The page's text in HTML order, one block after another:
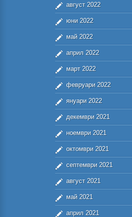
август 2022
юни 2022
май 2022
април 2022
март 2022
февруари 2022
януари 2022
декември 2021
ноември 2021
октомври 2021
септември 2021
август 2021
май 2021
април 2021